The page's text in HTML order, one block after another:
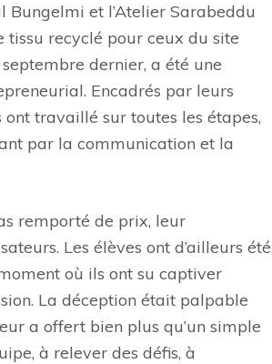
et l’Atelier Sarabeddu
recyclé pour ceux du site
dernier, a été une
Encadrés par leurs
travaillé sur toutes les étapes,
par la communication et la
remporté de prix, leur
Les élèves ont d’ailleurs été
où ils ont su captiver
La déception était palpable
a offert bien plus qu’un simple
à relever des défis, à